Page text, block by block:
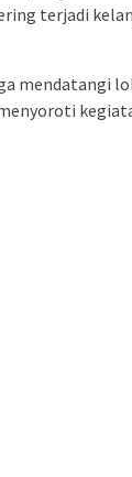
terjadi
mendatangi